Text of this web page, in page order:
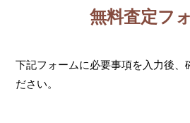
無料査定フ
下記フォームに必要事項を入力後、
ださい。